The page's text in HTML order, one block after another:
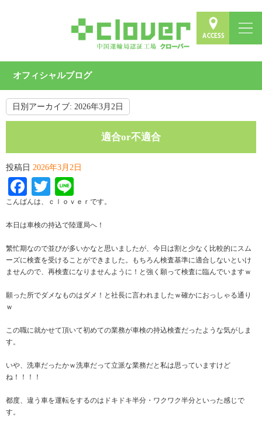
オフィシャルブログ
日別アーカイブ: 2026年3月2日
適合or不適合
投稿日 2026年3月2日
Facebook
Twitter
こんばんは、ｃｌｏｖｅｒです。
本日は車検の持込で陸運局へ！
繁忙期なので並びが多いかなと思いましたが、今日は割と少なく比較的にスム
ーズに検査を受けることができました。もちろん検査基準に適合しないといけ
ませんので、再検査になりませんように！と強く願って検査に臨んでいますｗ
願った所でダメなものはダメ！と社長に言われましたｗ確かにおっしゃる通り
ｗ
この職に就かせて頂いて初めての業務が車検の持込検査だったような気がしま
す。
いや、洗車だったかｗ洗車だって立派な業務だと私は思っていますけど
ね！！！！
都度、違う車を運転をするのはドキドキ半分・ワクワク半分といった感じで
す。